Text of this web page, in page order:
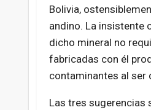
Bolivia,
andino. La insistente
dicho mineral no
fabricadas con él
contaminantes al ser
Las tres sugerencias